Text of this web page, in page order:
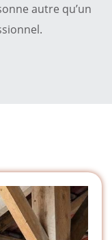
autre qu’un